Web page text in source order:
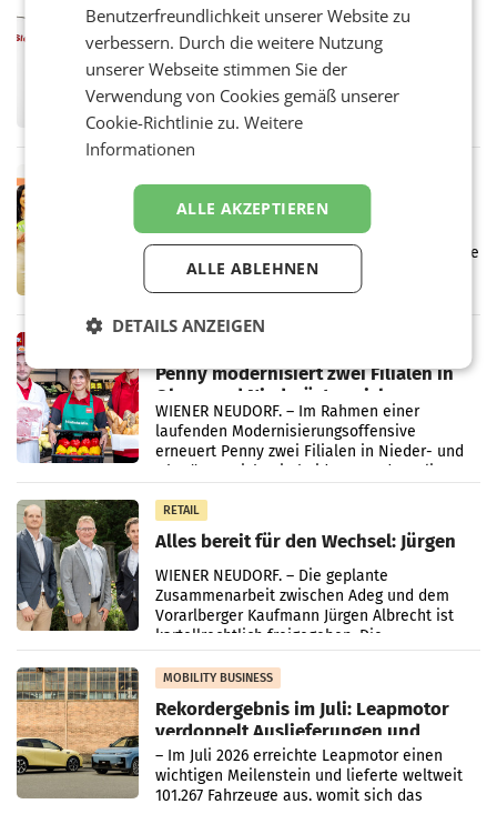
MARKETING & MEDIA
ProSiebenSat.1 spart und macht
überraschend viel Gewinn
UNTERFÖHRING/MAILAND/AMSTERDAM. Der
Fernsehkonzern ProSiebenSat.1 hat im
Frühjahr dank Kostensenkungen operativ
Markterwartung deutlich übertroffen.
Eine Bühne für Zirkularität: ARA und
Müller informieren am POS über
Kreislauffähigkeit
Über den gesamten August hinweg rücken die
Altstoff Recycling Austria AG (ARA) und der
Handelskonzern Müller die Initiative
Müller-Filialen
Penny modernisiert zwei Filialen in
Ober- und Niederösterreich
WIENER NEUDORF. – Im Rahmen einer
laufenden Modernisierungsoffensive
erneuert Penny zwei Filialen in Nieder- und
Oberösterreich. Die beiden Standorte liegen
RETAIL
Alles bereit für den Wechsel: Jürgen
Albrecht setzt ab 1.1.2027 auf Adeg
WIENER NEUDORF. – Die geplante
Zusammenarbeit zwischen Adeg und dem
Vorarlberger Kaufmann Jürgen Albrecht ist
kartellrechtlich freigegeben: Die
Bundeswettbewerbsbehörde und der
Bundeskartellanwalt
MOBILITY BUSINESS
Rekordergebnis im Juli: Leapmotor
verdoppelt Auslieferungen und
überschreitet die 100.000er-Marke
– Im Juli 2026 erreichte Leapmotor einen
wichtigen Meilenstein und lieferte weltweit
101.267 Fahrzeuge aus, womit sich das
Benutzerfreundlichkeit unserer Website zu
verbessern. Durch die weitere Nutzung
unserer Webseite stimmen Sie der
Verwendung von Cookies gemäß unserer
Cookie-Richtlinie zu.Weitere
Informationen
ALLE AKZEPTIEREN
ALLE ABLEHNEN
DETAILS ANZEIGEN